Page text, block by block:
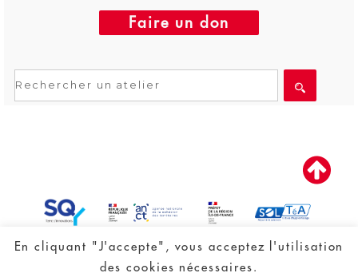
Faire un don
Nous trouver Nous contacter
Plan du
En cliquant "J'accepte", vous acceptez l'utilisation
des cookies nécessaires.